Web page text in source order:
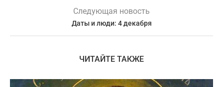
Следующая новость
Даты и люди: 4 декабря
ЧИТАЙТЕ ТАКЖЕ